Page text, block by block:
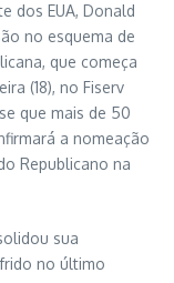
dos EUA, Donald
no esquema de
que começa
(18), no Fiserv
que mais de 50
a nomeação
Republicano na
sua
no último